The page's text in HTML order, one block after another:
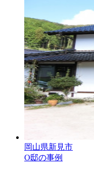
岡山県新見市
O邸の事例